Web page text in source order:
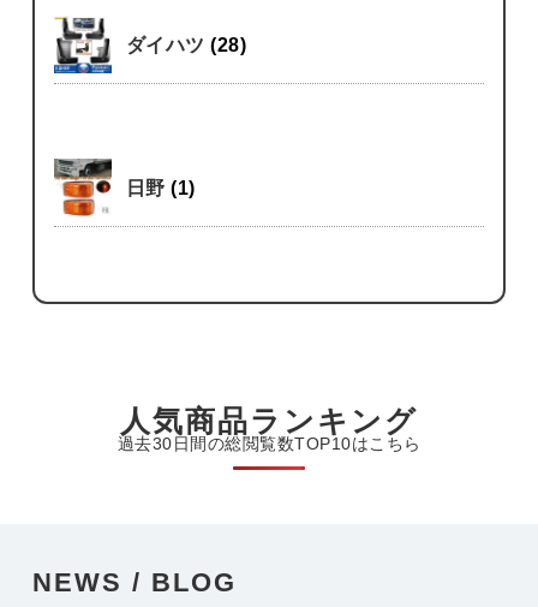
ダイハツ(28)
日野(1)
人気商品ランキング
過去30日間の総閲覧数TOP10はこちら
NEWS / BLOG